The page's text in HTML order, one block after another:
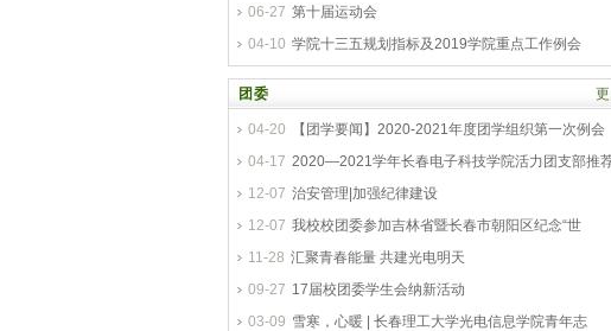
06-27 第十届运动会
04-10 学院十三五规划指标及2019学院重点工作例会
团委
04-20
【团学要闻】2020-2021年度团学组织第一次例会
04-17 2020—2021学年长春电子科技学院活力团支部推
12-07 治安管理|加强纪律建设
12-07 我校校团委参加吉林省暨长春市朝阳区纪念“世
11-28 汇聚青春能量 共建光电明天
09-27 17届校团委学生会纳新活动
03-09 雪寒，心暖 | 长春理工大学光电信息学院青年志